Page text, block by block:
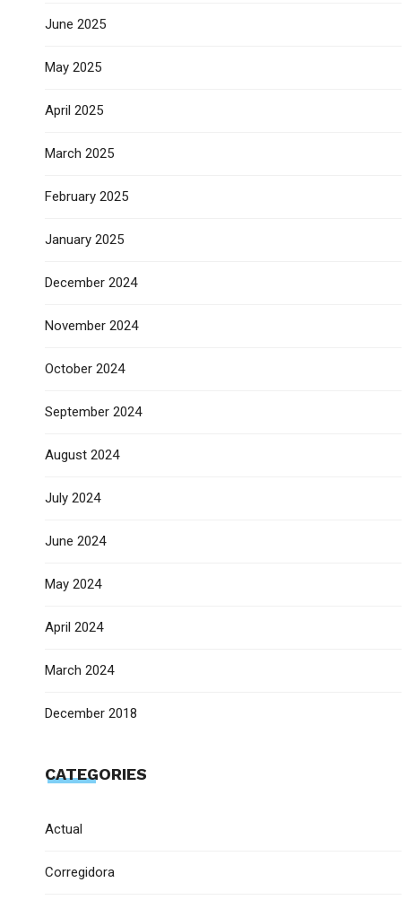
June 2025
May 2025
April 2025
March 2025
February 2025
January 2025
December 2024
November 2024
October 2024
September 2024
August 2024
July 2024
June 2024
May 2024
April 2024
March 2024
December 2018
CATEGORIES
Actual
Corregidora